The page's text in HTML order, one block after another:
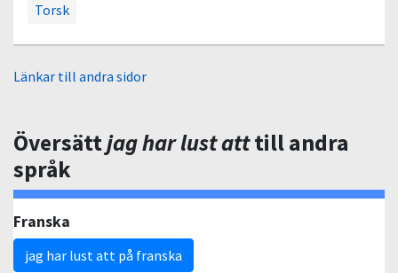
Torsk
Länkar till andra sidor
Översättjag har lust atttill andra
språk
Franska
jag har lust att på franska